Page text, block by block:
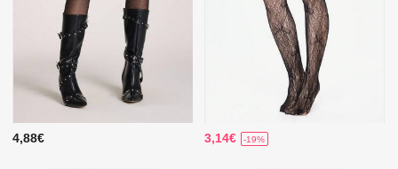
4,88€ 3,14€ -19%